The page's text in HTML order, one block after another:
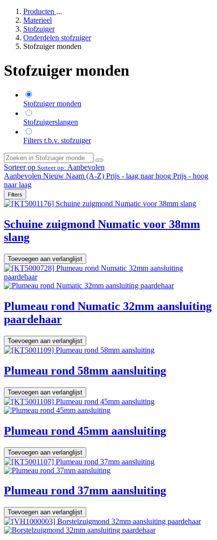
Producten ...
Materieel
Stofzuiger
Onderdelen stofzuiger
Stofzuiger monden
Stofzuiger monden
Stofzuiger monden
Stofzuigerslangen
Filters t.b.v. stofzuiger
Sorteer op Sorteer op: Aanbevolen
Aanbevolen Nieuw Naam (A-Z) Prijs - laag naar hoog Prijs - hoog
naar laag
Filters
Schuine zuigmond Numatic voor 38mm
slang
Toevoegen aan verlanglijst
Plumeau rond Numatic 32mm aansluiting
paardehaar
Toevoegen aan verlanglijst
Plumeau rond 58mm aansluiting
Toevoegen aan verlanglijst
Plumeau rond 45mm aansluiting
Toevoegen aan verlanglijst
Plumeau rond 37mm aansluiting
Toevoegen aan verlanglijst